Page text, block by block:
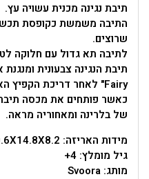
תיבת נגינה מכנית עשויה עץ.
התיבה משמשת כקופסת
שרוצים.
לתיבה תא גדול עם חלוקה
Fairy" לאחר דריכת הקפיץ האחורי.
כאשר פותחים את מכסה
של בלרינה ומאחוריה מראה.
מידות האריזה: 10.6X14.8X8.2 ס"מ
גיל מומלץ: 4+
מותג: Svoora